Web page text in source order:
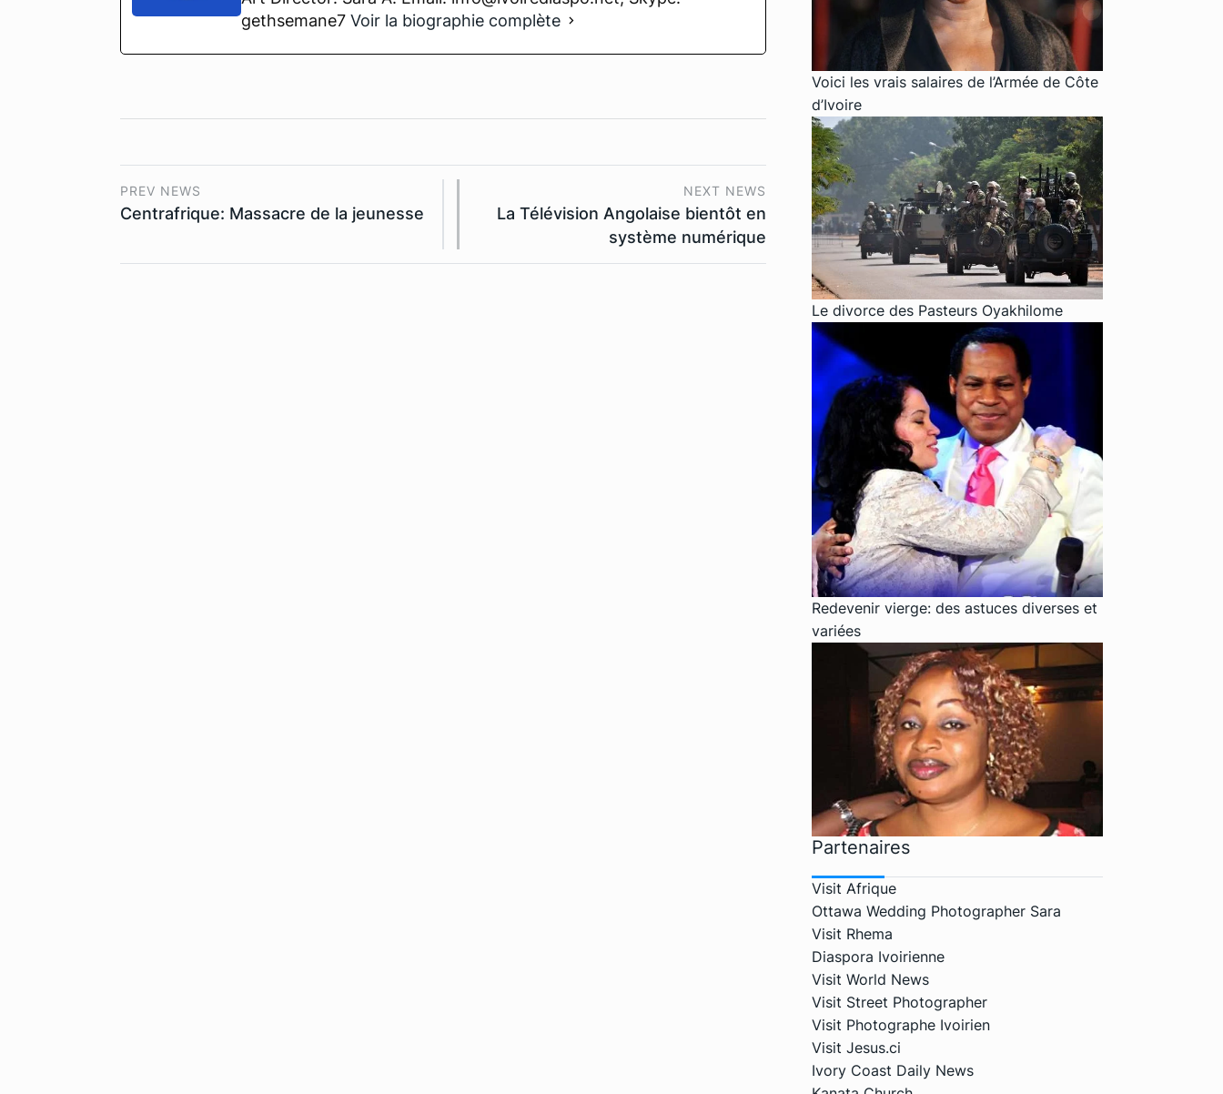
gethsemane7 Voir la biographie complète
PREV NEWS
Centrafrique: Massacre de la jeunesse
NEXT NEWS
La Télévision Angolaise bientôt en
système numérique
Voici les vrais salaires de l’Armée de Côte
d’Ivoire
Le divorce des Pasteurs Oyakhilome
Redevenir vierge: des astuces diverses et
variées
Partenaires
Visit Afrique
Ottawa Wedding Photographer Sara
Visit Rhema
Diaspora Ivoirienne
Visit World News
Visit Street Photographer
Visit Photographe Ivoirien
Visit Jesus.ci
Ivory Coast Daily News